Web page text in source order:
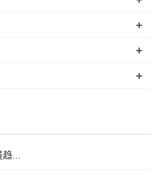
+
+
+
...